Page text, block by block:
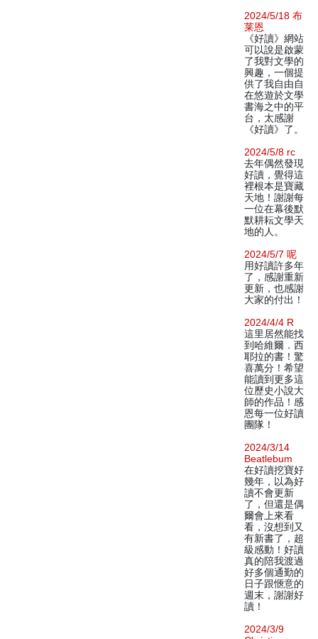
2024/5/18 布
莱恩
《好讀》網站
可以說是啟蒙
了我對文學的
興趣，一個提
供了我自由自
在悠遊於文學
書海之中的平
台，太感謝
《好讀》了。
2024/5/8 rc
去年偶然發現
好讀，覺得這
裡根本是寶藏
天地！謝謝每
一位在幕後默
默耕耘文學天
地的人。
2024/5/7 呢
用好讀許多年
了，感謝重新
更新，也感謝
大家的付出！
2024/4/4 R
這里居然能找
到哈維爾．西
耶拉的書！驚
喜萬分！希望
能讀到更多這
位歷史小說大
師的作品！感
恩每一位好讀
團隊！
2024/3/14
Beatlebum
在好讀挖寶好
幾年，以為好
讀不會更新
了，但還是偶
爾會上來看
看，沒想到又
有新書了，超
級感動！好讀
真的陪我渡過
好多個通勤的
日子跟愜意的
週末，謝謝好
讀！
2024/3/9